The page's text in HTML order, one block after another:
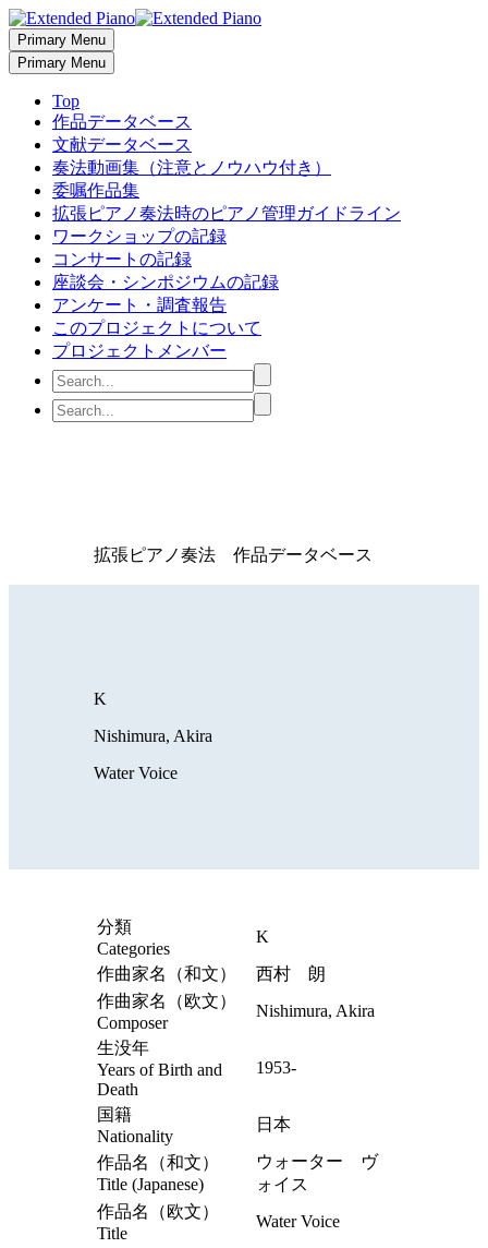
Primary Menu
Primary Menu
Top
作品データベース
文献データベース
奏法動画集（注意とノウハウ付き）
委嘱作品集
拡張ピアノ奏法時のピアノ管理ガイドライン
ワークショップの記録
コンサートの記録
座談会・シンポジウムの記録
アンケート・調査報告
このプロジェクトについて
プロジェクトメンバー
拡張ピアノ奏法 作品データベース
K
Nishimura, Akira
Water Voice
分類
Categories
K
作曲家名（和文）
西村 朗
作曲家名（欧文）
Composer
Nishimura, Akira
生没年
Years of Birth and
Death
1953-
国籍
Nationality
日本
作品名（和文）
Title (Japanese)
ウォーター ヴ
ォイス
作品名（欧文）
Title
Water Voice